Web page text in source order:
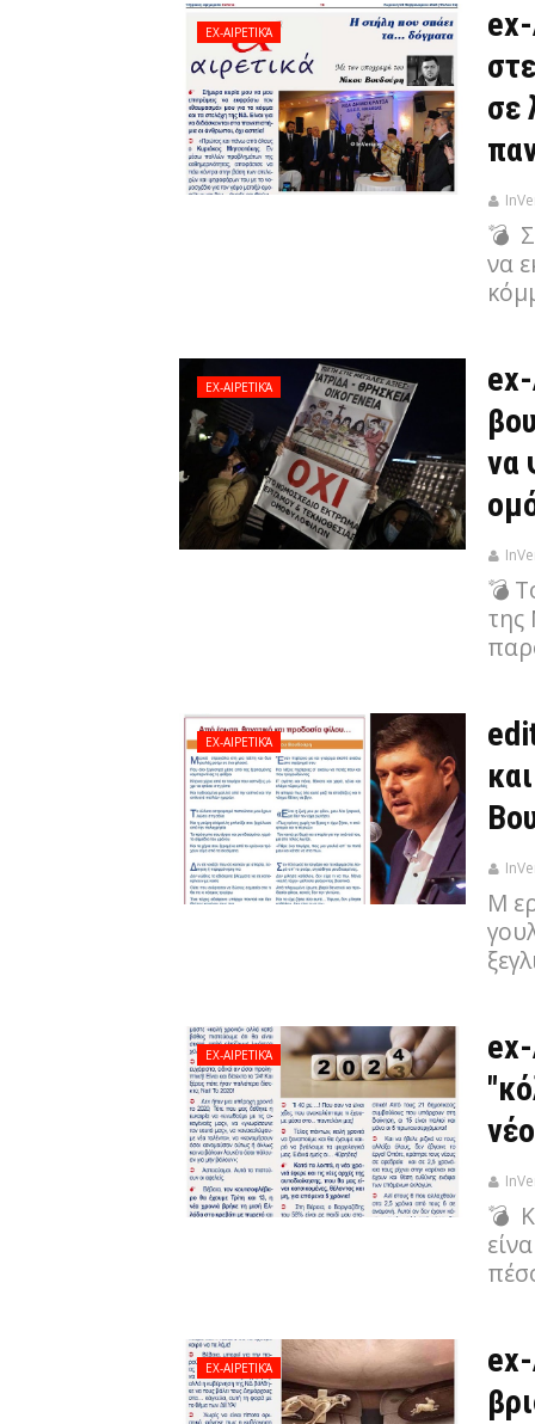
EX-ΑΙΡΕΤΙΚΆ
σε
💣
να
EX-ΑΙΡΕΤΙΚΆ
να
💣
της
EX-ΑΙΡΕΤΙΚΆ
Μ
EX-ΑΙΡΕΤΙΚΆ
💣
EX-ΑΙΡΕΤΙΚΆ